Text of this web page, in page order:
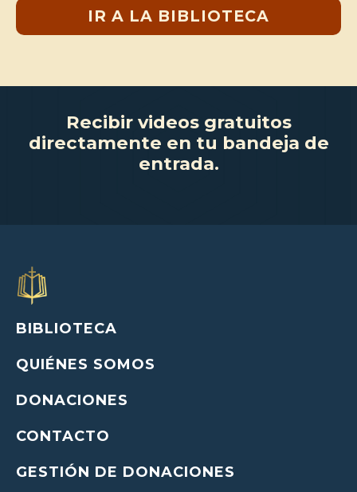
IR A LA BIBLIOTECA
Recibir videos gratuitos
directamente en tu bandeja de
entrada.
BIBLIOTECA
QUIÉNES SOMOS
DONACIONES
CONTACTO
GESTIÓN DE DONACIONES